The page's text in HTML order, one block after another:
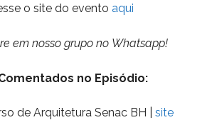
o site do evento aqui
em nosso grupo no Whatsapp!
no Episódio:
de Arquitetura Senac BH | site